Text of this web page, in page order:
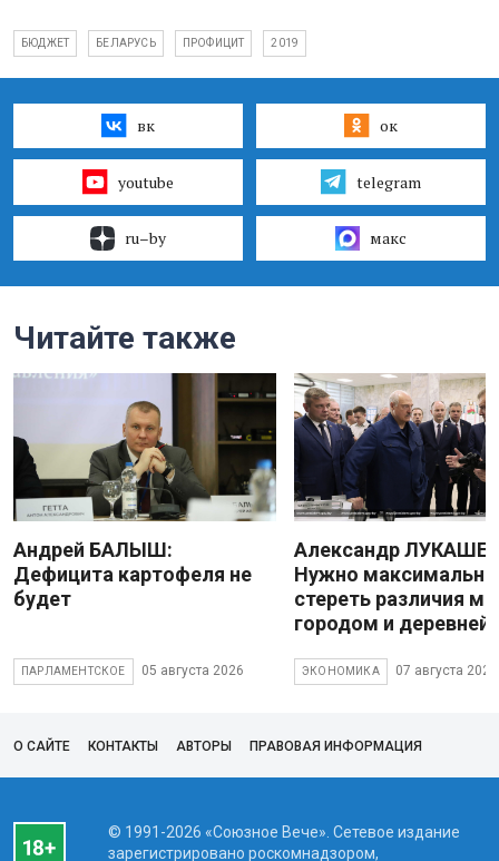
БЮДЖЕТ БЕЛАРУСЬ ПРОФИЦИТ 2019
вк ок
youtube telegram
ru–by макс
Читайте также
Андрей БАЛЫШ:
Дефицита картофеля не
будет
ПАРЛАМЕНТСКОЕ 05 августа 2026
Александр
Нужно максимально
стереть различия
городом и деревней
ЭКОНОМИКА 07 августа 2026
О САЙТЕ КОНТАКТЫ АВТОРЫ ПРАВОВАЯ ИНФОРМАЦИЯ
© 1991-2026 «Союзное Вече». Сетевое издание
зарегистрировано роскомнадзором,